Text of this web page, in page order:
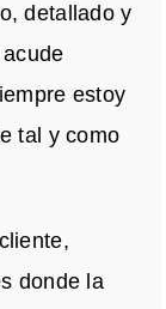
detallado y
estoy
tal y como
donde la